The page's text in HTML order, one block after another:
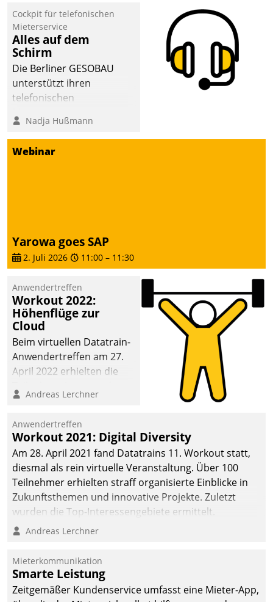
einsehen und ändern
oder
Schadensmeldungen
abgeben – rund um die
Uhr.
Cockpit für telefonischen
Mieterservice
Alles auf dem
Schirm
Die Berliner GESOBAU
unterstützt ihren
telefonischen
digitalen Cockpit, das
situationsbezogen
passende Fragen und
Mietenden zügiger und
effizienter zu bearbeiten.
Nadja Hußmann
Webinar
Yarowa goes SAP
2. Juli 2026 11:00 – 11:30
Anwendertreffen
Workout 2022:
Höhenflüge zur
Cloud
Beim virtuellen Datatrain-
Anwendertreffen am 27.
April 2022 erhielten die
Teilnehmer kurzweilige
Cloud-Strategien und -
Lösungen mit hohem
Zukunftspotenzial.
Andreas Lerchner
Anwendertreffen
Workout 2021: Digital Diversity
Am 28. April 2021 fand Datatrains 11. Workout statt,
diesmal als rein virtuelle Veranstaltung. Über 100
Teilnehmer erhielten straff organisierte Einblicke in
Zukunftsthemen und innovative Projekte. Zuletzt
wurden die Top-Interessengebiete ermittelt.
Andreas Lerchner
Mieterkommunikation
Smarte Leistung
Zeitgemäßer Kundenservice umfasst eine Mieter-App,